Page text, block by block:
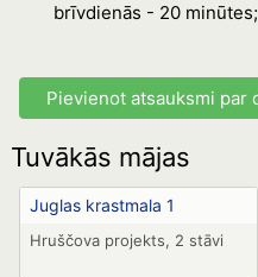
brīvdienās - 20 minūtes;
Pievienot atsauksmi par
Tuvākās mājas
Juglas krastmala 1
Hruščova projekts, 2 stāvi